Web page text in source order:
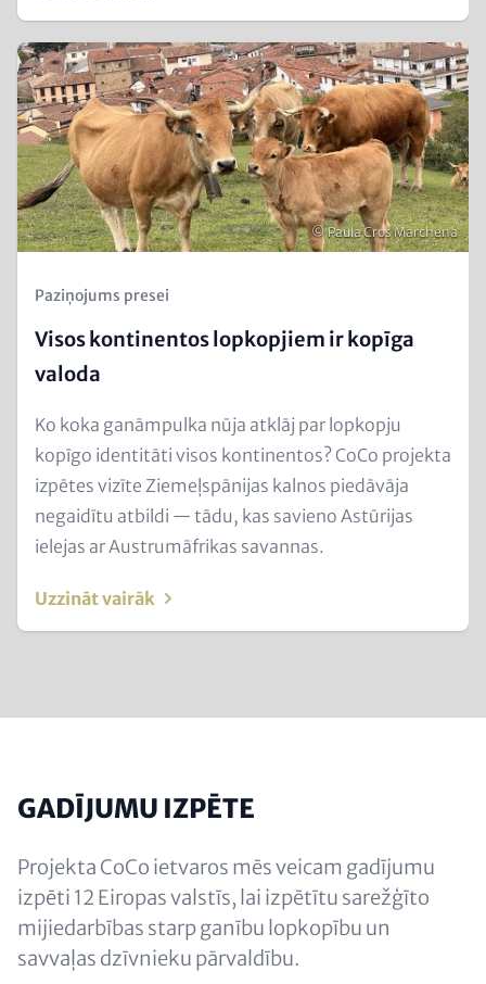
Teaser
Image
Autortiesības
© Paula Cros Marchena
Kicker
Paziņojums presei
Visos kontinentos lopkopjiem ir kopīga
valoda
Text
for
Teaser
and
Metatags
Ko koka ganāmpulka nūja atklāj par lopkopju
kopīgo identitāti visos kontinentos? CoCo projekta
izpētes vizīte Ziemeļspānijas kalnos piedāvāja
negaidītu atbildi — tādu, kas savieno Astūrijas
ielejas ar Austrumāfrikas savannas.
Uzzināt vairāk
GADĪJUMU IZPĒTE
Projekta CoCo ietvaros mēs veicam gadījumu
izpēti 12 Eiropas valstīs, lai izpētītu sarežģīto
mijiedarbības starp ganību lopkopību un
savvaļas dzīvnieku pārvaldību.